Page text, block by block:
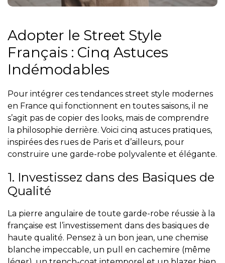
Adopter le Street Style
Français : Cinq Astuces
Indémodables
Pour intégrer ces tendances street style modernes
en France qui fonctionnent en toutes saisons, il ne
s’agit pas de copier des looks, mais de comprendre
la philosophie derrière. Voici cinq astuces pratiques,
inspirées des rues de Paris et d’ailleurs, pour
construire une garde-robe polyvalente et élégante.
1. Investissez dans des Basiques de
Qualité
La pierre angulaire de toute garde-robe réussie à la
française est l’investissement dans des basiques de
haute qualité. Pensez à un bon jean, une chemise
blanche impeccable, un pull en cachemire (même